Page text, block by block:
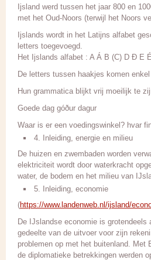
Ijsland werd tussen het jaar 800 en
met het Oud-Noors (terwijl het Noors
Ijslands wordt in het Latijns alfabet
letters toegevoegd.
Het Ijslands alfabet : A Á B (C) D Ð
De letters tussen haakjes komen
Hun grammatica blijkt vrij moeilijk te
Goede dag góður dagur
Waar is er een voedingswinkel? hvar
4. Inleiding, energie en milieu
De huizen en zwembaden worden
elektriciteit wordt door waterkracht
water, de bodem en het milieu van
5. Inleiding, economie
(https://www.landenweb.nl/ijsland/
De IJslandse economie is
gedeelte van de uitvoer voor zijn
problemen op met het buitenland. Met
de diplomatieke betrekkingen werden